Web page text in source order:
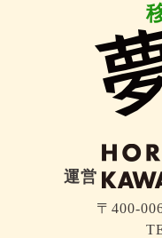
運営
〒400-